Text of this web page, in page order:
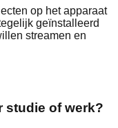
op het apparaat
geïnstalleerd
streamen en
studie of werk?